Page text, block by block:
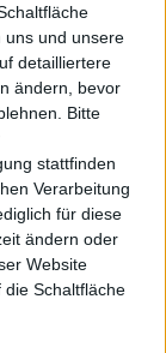
uns und unsere
detailliertere
ändern, bevor
Bitte
stattfinden
Verarbeitung
für diese
ändern oder
Website
Schaltfläche